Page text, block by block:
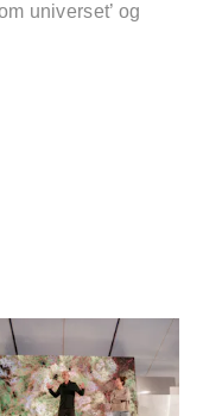
universet’ og